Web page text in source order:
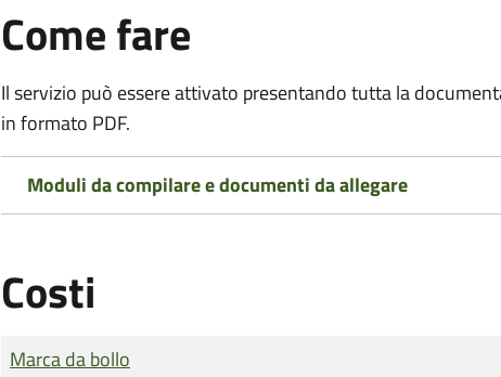
Come fare
Il servizio può essere attivato presentando tutta la
in formato PDF.
Moduli da compilare e documenti da allegare
Costi
Tipo di pagamento
Importo
Marca da bollo